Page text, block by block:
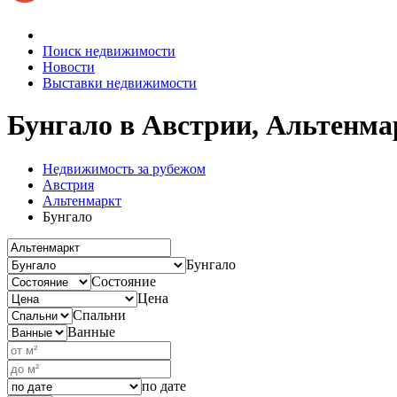
Поиск недвижимости
Новости
Выставки недвижимости
Бунгало в Австрии,
Недвижимость за рубежом
Австрия
Альтенмаркт
Бунгало
Бунгало
Состояние
Цена
Спальни
Ванные
по дате